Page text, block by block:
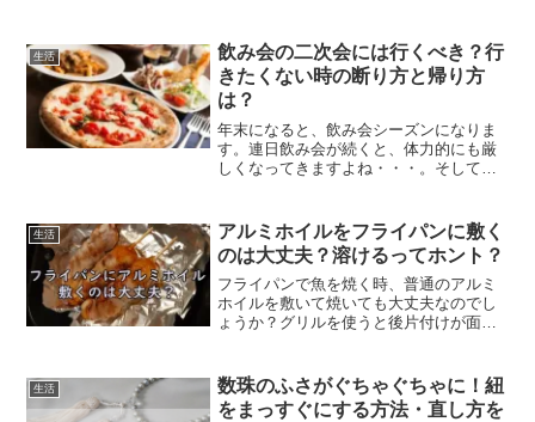
るのでは意味がありませんよね・・・。
でも、大丈夫です！撥水加...
生活
飲み会の二次会には行くべき？行
きたくない時の断り方と帰り方
は？
年末になると、飲み会シーズンになりま
す。連日飲み会が続くと、体力的にも厳
しくなってきますよね・・・。そして、
ら行きなくないです。まあ、予定がなく
ても二日酔いで無駄に過ご...
生活
アルミホイルをフライパンに敷く
のは大丈夫？溶けるってホント？
フライパンで魚を焼く時、普通のアルミ
ホイルを敷いて焼いても大丈夫なのでし
ょうか？グリルを使うと後片付けが面倒
しまいました？！心配なのは、アルミホ
イルが溶けてしまって一...
生活
数珠のふさがぐちゃぐちゃに！紐
をまっすぐにする方法・直し方を